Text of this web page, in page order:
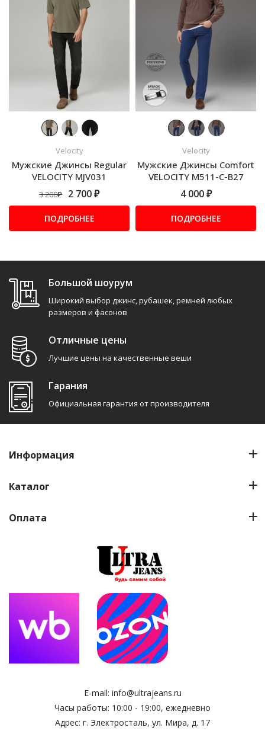
Velocity
Мужские Джинсы Regular
VELOCITY MJV031
3 200₽ 2 700 ₽
ПОДРОБНЕЕ
Velocity
Мужские Джинсы Comfort
VELOCITY M511-C-B27
4 000 ₽
ПОДРОБНЕЕ
Большой шоурум
Широкий выбор джинс, рубашек, ремней любых
размеров и фасонов
Отличные цены
Лучшие цены на качественные веши
Гарания
Официальная гарантия от производителя
E-mail: info@ultrajeans.ru
Часы работы: 10:00 - 19:00, ежедневно
Адрес: г. Электросталь, ул. Мира, д. 17
Информация
Каталог
Оплата